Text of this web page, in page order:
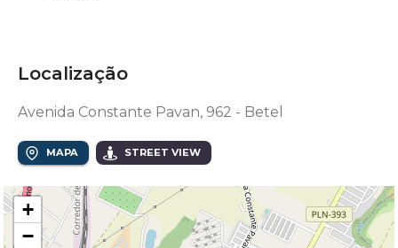
Localização
Avenida Constante Pavan, 962 - Betel
MAPA STREET VIEW
+
−